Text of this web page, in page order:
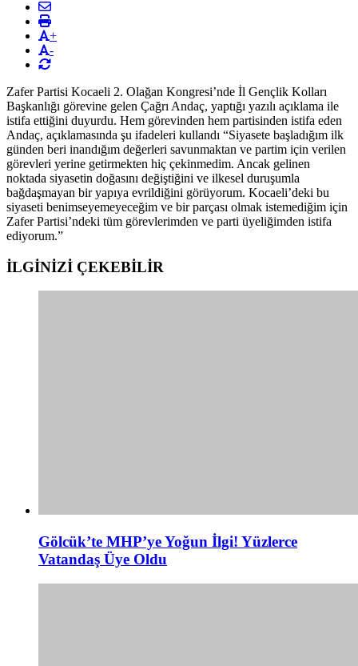
+
-
Zafer Partisi Kocaeli 2. Olağan Kongresi’nde İl Gençlik Kolları
Başkanlığı görevine gelen Çağrı Andaç, yaptığı yazılı açıklama ile
istifa ettiğini duyurdu. Hem görevinden hem partisinden istifa eden
Andaç, açıklamasında şu ifadeleri kullandı “Siyasete başladığım ilk
günden beri inandığım değerleri savunmaktan ve partim için verilen
görevleri yerine getirmekten hiç çekinmedim. Ancak gelinen
noktada siyasetin doğasını değiştiğini ve ilkesel duruşumla
bağdaşmayan bir yapıya evrildiğini görüyorum. Kocaeli’deki bu
siyaseti benimseyemeyeceğim ve bir parçası olmak istemediğim için
Zafer Partisi’ndeki tüm görevlerimden ve parti üyeliğimden istifa
ediyorum.”
İLGİNİZİ ÇEKEBİLİR
Gölcük’te MHP’ye Yoğun İlgi! Yüzlerce
Vatandaş Üye Oldu